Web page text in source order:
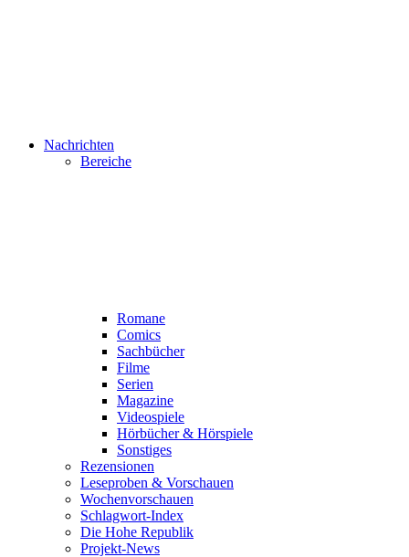
Nachrichten
Bereiche
Romane
Comics
Sachbücher
Filme
Serien
Magazine
Videospiele
Hörbücher & Hörspiele
Sonstiges
Rezensionen
Leseproben & Vorschauen
Wochenvorschauen
Schlagwort-Index
Die Hohe Republik
Projekt-News